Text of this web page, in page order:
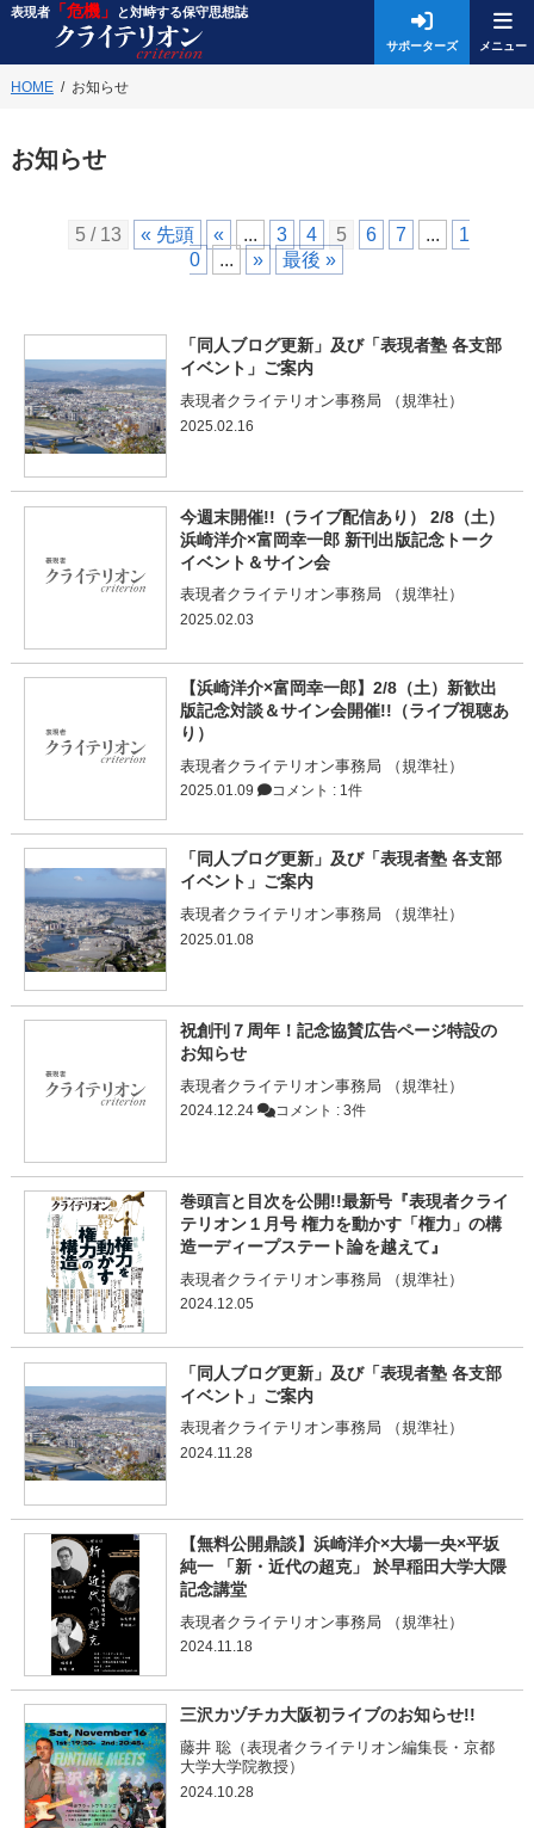
表現者「危機」 と対峙する保守思想誌
サポーターズ
HOME お知らせ
お知らせ
5 / 13 « 先頭 « ... 3 4 5 6 7 ...
1
0
... » 最後 »
「同人ブログ更新」及び「表現者塾 各支部
イベント」ご案内
表現者クライテリオン事務局 （規準社）
2025.02.16
今週末開催!!（ライブ配信あり） 2/8（土）
浜崎洋介×富岡幸一郎 新刊出版記念トーク
イベント＆サイン会
表現者クライテリオン事務局 （規準社）
2025.02.03
【浜崎洋介×富岡幸一郎】2/8（土）新歓出
版記念対談＆サイン会開催!!（ライブ視聴あ
り）
表現者クライテリオン事務局 （規準社）
2025.01.09 コメント : 1件
「同人ブログ更新」及び「表現者塾 各支部
イベント」ご案内
表現者クライテリオン事務局 （規準社）
2025.01.08
祝創刊７周年！記念協賛広告ページ特設の
お知らせ
表現者クライテリオン事務局 （規準社）
2024.12.24 コメント : 3件
巻頭言と目次を公開!!最新号『表現者クライ
テリオン１月号 権力を動かす「権力」の構
造ーディープステート論を越えて』
表現者クライテリオン事務局 （規準社）
2024.12.05
「同人ブログ更新」及び「表現者塾 各支部
イベント」ご案内
表現者クライテリオン事務局 （規準社）
2024.11.28
【無料公開鼎談】浜崎洋介×大場一央×平坂
純一 「新・近代の超克」 於早稲田大学大隈
記念講堂
表現者クライテリオン事務局 （規準社）
2024.11.18
三沢カヅチカ大阪初ライブのお知らせ!!
藤井 聡（表現者クライテリオン編集長・京都
大学大学院教授）
2024.10.28